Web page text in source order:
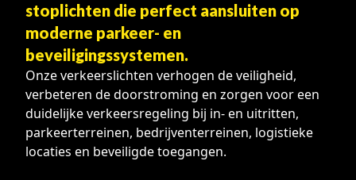
stoplichten die perfect aansluiten op
moderne parkeer- en
beveiligingssystemen.
Onze verkeerslichten verhogen de veiligheid,
verbeteren de doorstroming en zorgen voor een
duidelijke verkeersregeling bij in- en uitritten,
parkeerterreinen, bedrijventerreinen, logistieke
locaties en beveiligde toegangen.